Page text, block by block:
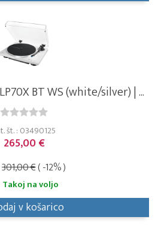
BT WS (white/silver) | ...
št. : 03490125
265,00 €
301,00 €( -12% )
Takoj na voljo
v košarico